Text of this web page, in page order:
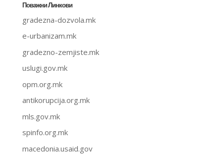
Поважни Линкови
gradezna-dozvola.mk
e-urbanizam.mk
gradezno-zemjiste.mk
uslugi.gov.mk
opm.org.mk
antikorupcija.org.mk
mls.gov.mk
spinfo.org.mk
macedonia.usaid.gov